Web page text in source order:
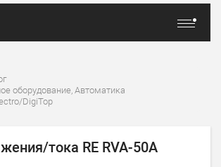
оборудование, Автоматика
DigiTop
тока RE RVA-50A